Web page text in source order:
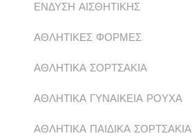
ΕΝΔΥΣΗ ΑΙΣΘΗΤΙΚΗΣ
ΑΘΛΗΤΙΚΕΣ ΦΟΡΜΕΣ
ΑΘΛΗΤΙΚΑ ΣΟΡΤΣΑΚΙΑ
ΑΘΛΗΤΙΚΑ ΓΥΝΑΙΚΕΙΑ ΡΟΥΧΑ
ΑΘΛΗΤΙΚΑ ΠΑΙΔΙΚΑ ΣΟΡΤΣΑΚΙΑ